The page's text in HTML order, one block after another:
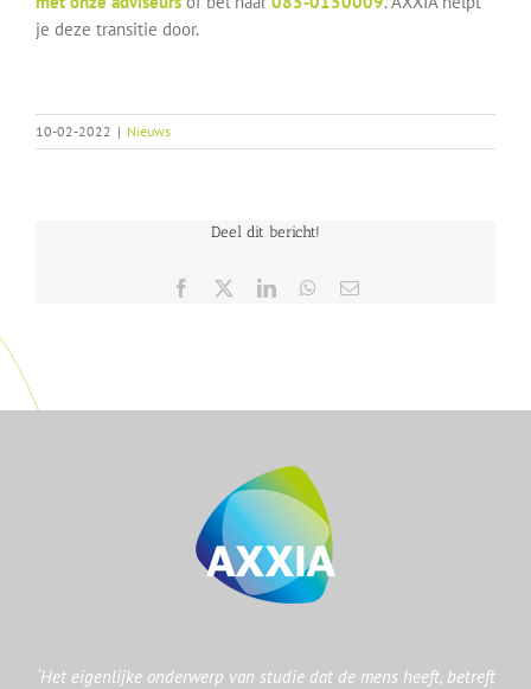
je deze transitie door.
10-02-2022 | Nieuws
Deel dit bericht!
Facebook LinkedInWhatsApp
E-
‘Het eigenlijke onderwerp van studie dat de mens heeft, betreft